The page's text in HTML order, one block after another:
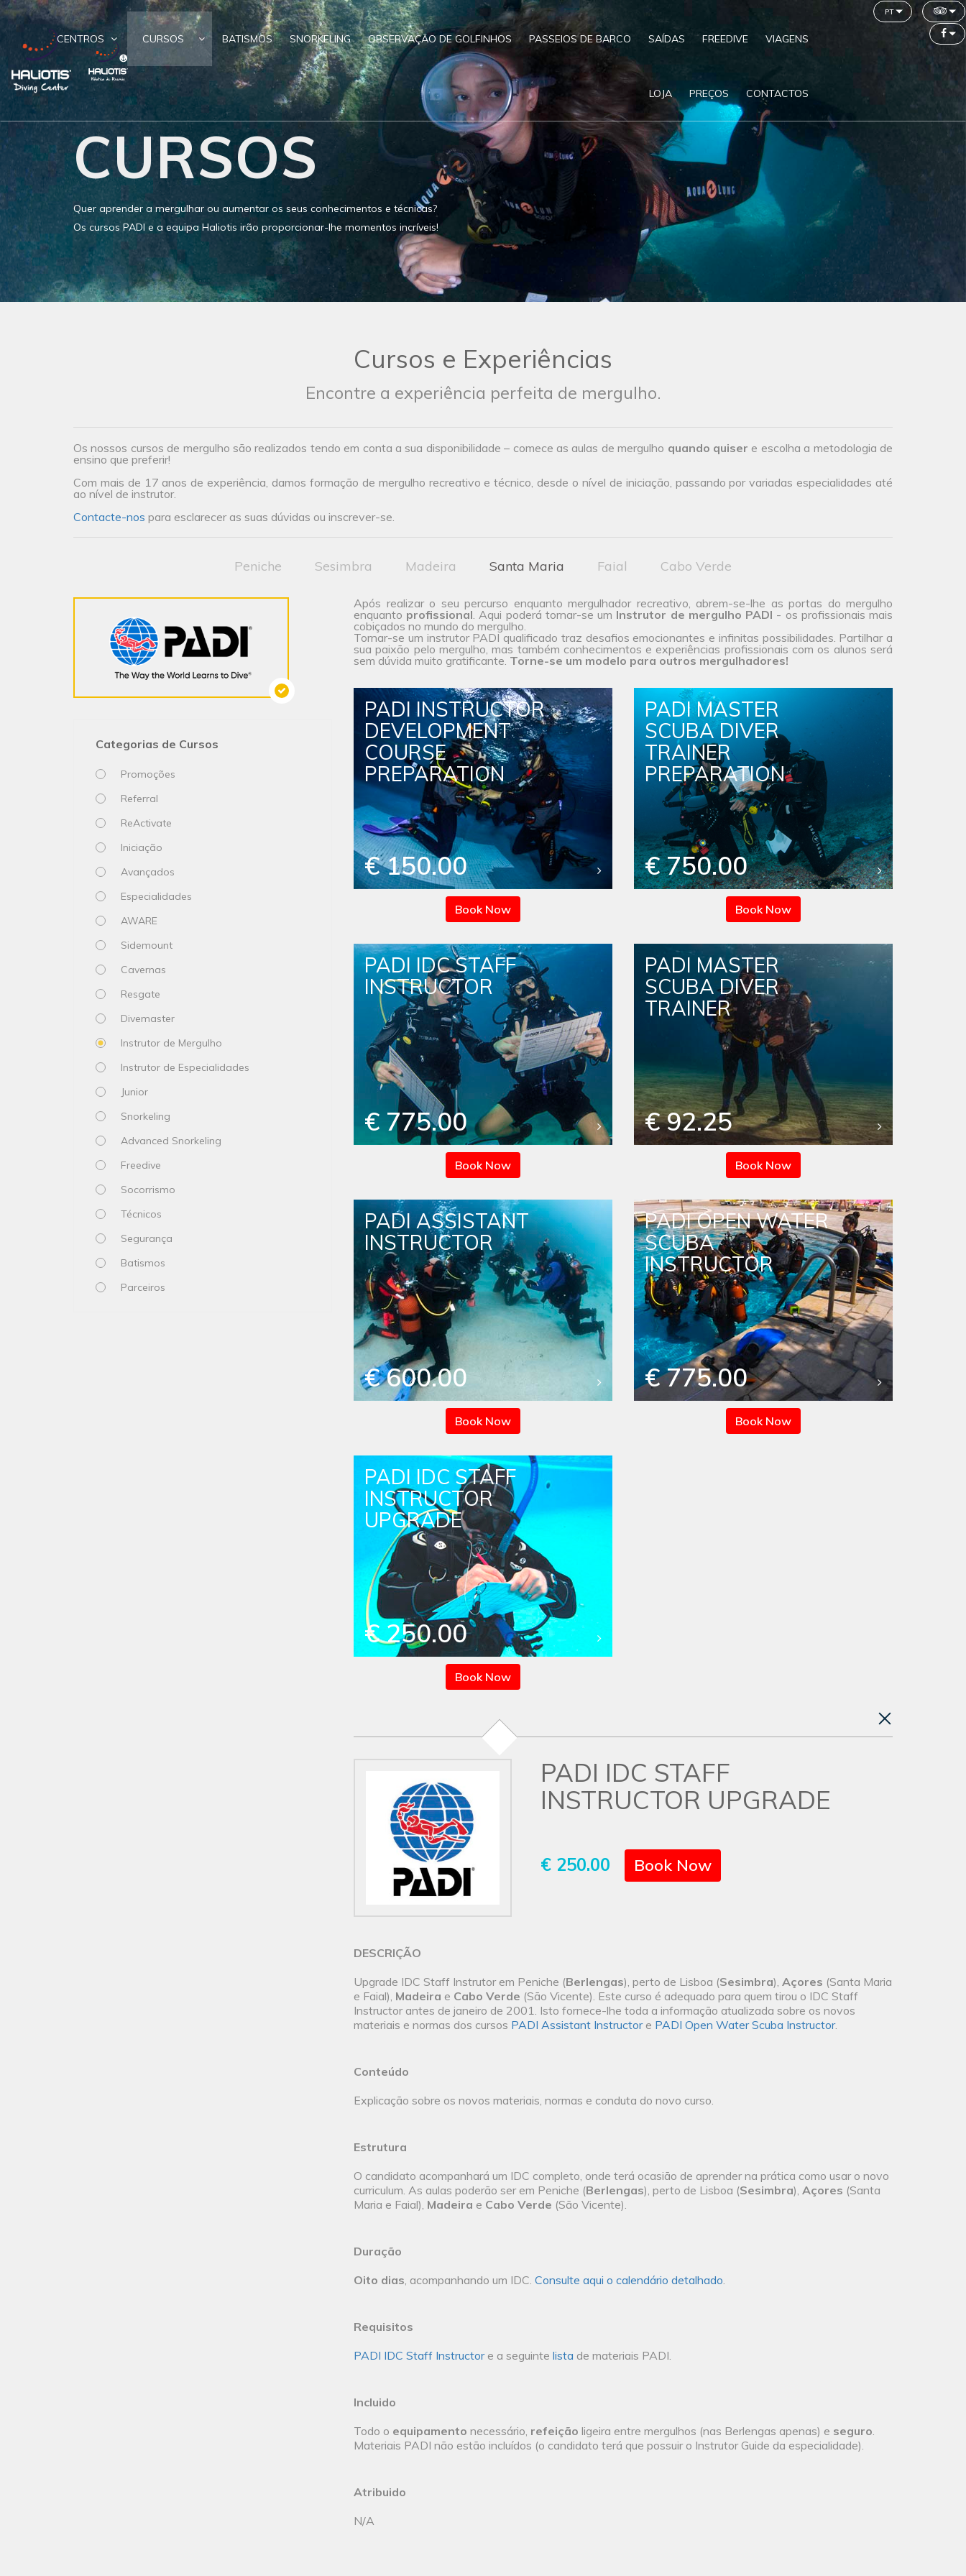
CENTROS CURSOS BATISMOS SNORKELING OBSERVAÇÃO DE GOLFINHOS PASSEIOS DE BARCO SAÍDAS FREEDIVE VIAGENS
LOJA PREÇOS CONTACTOS
pt
CURSOS
Quer aprender a mergulhar ou aumentar os seus conhecimentos e técnicas?
Os cursos PADI e a equipa Haliotis irão proporcionar-lhe momentos incríveis!
Cursos e Experiências
Encontre a experiência perfeita de mergulho.
Os nossos cursos de mergulho são realizados tendo em conta a sua disponibilidade – comece as aulas de mergulho quando quiser e escolha a metodologia de
ensino que preferir!
Com mais de 17 anos de experiência, damos formação de mergulho recreativo e técnico, desde o nível de iniciação, passando por variadas especialidades até
ao nível de instrutor.
Contacte-nos para esclarecer as suas dúvidas ou inscrever-se.
Peniche Sesimbra Madeira Santa Maria Faial Cabo Verde
Categorias de Cursos
Promoções
Referral
ReActivate
Iniciação
Avançados
Especialidades
AWARE
Sidemount
Cavernas
Resgate
Divemaster
Instrutor de Mergulho
Instrutor de Especialidades
Junior
Snorkeling
Advanced Snorkeling
Freedive
Socorrismo
Técnicos
Segurança
Batismos
Parceiros
Após realizar o seu percurso enquanto mergulhador recreativo, abrem-se-lhe as portas do mergulho
enquanto profissional. Aqui poderá tornar-se um Instrutor de mergulho PADI - os profissionais mais
cobiçados no mundo do mergulho.
Tornar-se um instrutor PADI qualificado traz desafios emocionantes e infinitas possibilidades. Partilhar a
sua paixão pelo mergulho, mas também conhecimentos e experiências profissionais com os alunos será
sem dúvida muito gratificante. Torne-se um modelo para outros mergulhadores!
PADI INSTRUCTOR
DEVELOPMENT
COURSE
PREPARATION
€ 150.00
Book Now
PADI MASTER
SCUBA DIVER
TRAINER
PREPARATION
€ 750.00
Book Now
PADI IDC STAFF
INSTRUCTOR
€ 775.00
Book Now
PADI MASTER
SCUBA DIVER
TRAINER
€ 92.25
Book Now
PADI ASSISTANT
INSTRUCTOR
€ 600.00
Book Now
PADI OPEN WATER
SCUBA
INSTRUCTOR
€ 775.00
Book Now
PADI IDC STAFF
INSTRUCTOR
UPGRADE
€ 250.00
Book Now
PADI IDC STAFF
INSTRUCTOR UPGRADE
€ 250.00 Book Now
DESCRIÇÃO
Upgrade IDC Staff Instrutor em Peniche (Berlengas), perto de Lisboa (Sesimbra), Açores (Santa Maria
e Faial), Madeira e Cabo Verde (São Vicente). Este curso é adequado para quem tirou o IDC Staff
Instructor antes de janeiro de 2001. Isto fornece-lhe toda a informação atualizada sobre os novos
materiais e normas dos cursos PADI Assistant Instructore PADI Open Water Scuba Instructor.
Conteúdo
Explicação sobre os novos materiais, normas e conduta do novo curso.
Estrutura
O candidato acompanhará um IDC completo, onde terá ocasião de aprender na prática como usar o novo
curriculum. As aulas poderão ser em Peniche (Berlengas), perto de Lisboa (Sesimbra), Açores (Santa
Maria e Faial), Madeira e Cabo Verde (São Vicente).
Duração
Oito dias, acompanhando um IDC. Consulte aqui o calendário detalhado.
Requisitos
PADI IDC Staff Instructore a seguinte lista de materiais PADI.
Incluido
Todo o equipamento necessário, refeição ligeira entre mergulhos (nas Berlengas apenas) e seguro.
Materiais PADI não estão incluídos (o candidato terá que possuir o Instrutor Guide da especialidade).
Atribuido
N/A